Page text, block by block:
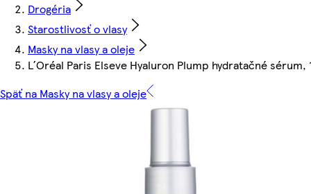
Drogéria
Starostlivosť o vlasy
Masky na vlasy a oleje
L´Oréal Paris Elseve Hyaluron Plump hydratačné sérum,
Späť na Masky na vlasy a oleje